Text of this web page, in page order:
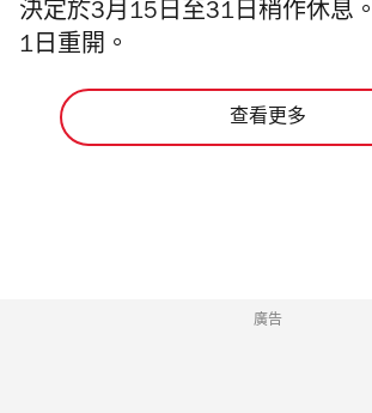
決定於3月15日至31日稍作休息
1日重開。
查看更多
廣告